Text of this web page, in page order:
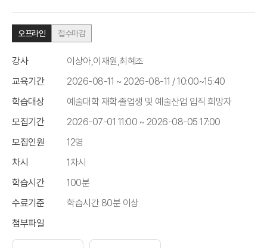
오프라인 접수마감
강사
이상아,이재원,최혜조
교육기간
2026-08-11 ~ 2026-08-11 / 10:00~15:40
학습대상
예술대학 재학·졸업생 및 예술산업 입직 희망자
모집기간
2026-07-01 11:00 ~ 2026-08-05 17:00
모집인원
12명
차시
1차시
학습시간
100분
수료기준
학습시간 80분 이상
첨부파일